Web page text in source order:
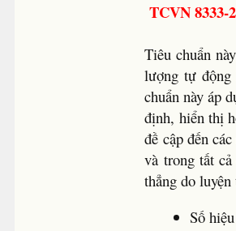
TCVN 8333-
Tiêu chuẩn
lượng tự động
chuẩn này áp
định, hiển thị
đề cập đến
và trong tất
thẳng do
Số